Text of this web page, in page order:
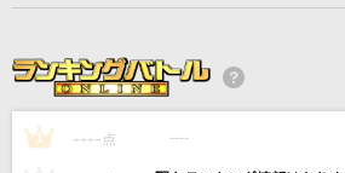
メッセージ
[生音]君は天然色
大滝詠一
1 ---- 点 ----